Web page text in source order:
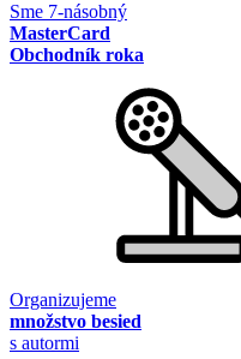
Sme 7-násobný
MasterCard
Obchodník roka
Organizujeme
množstvo besied
s autormi